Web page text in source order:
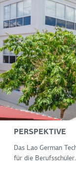
PERSPEKTIVE
Das Lao German
für die Berufsschüler.